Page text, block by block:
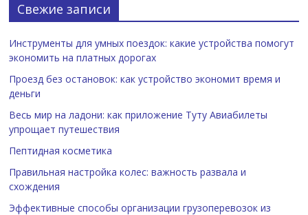
Свежие записи
Инструменты для умных поездок: какие устройства помогут
экономить на платных дорогах
Проезд без остановок: как устройство экономит время и
деньги
Весь мир на ладони: как приложение Туту Авиабилеты
упрощает путешествия
Пептидная косметика
Правильная настройка колес: важность развала и
схождения
Эффективные способы организации грузоперевозок из